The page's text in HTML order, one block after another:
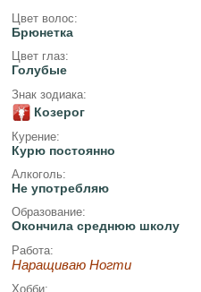
Цвет волос:
Брюнетка
Цвет глаз:
Голубые
Знак зодиака:
Козерог
Курение:
Курю постоянно
Алкоголь:
Не употребляю
Образование:
Окончила среднюю школу
Работа:
Наращиваю Ногти
Хобби: